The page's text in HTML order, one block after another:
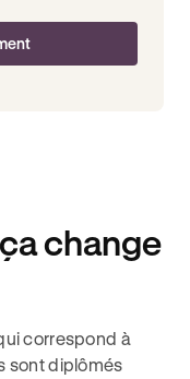
change
correspond à
sont diplômés